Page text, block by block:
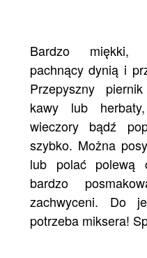
Bardzo miękki,
pachnący dynią i
Przepyszny
kawy lub
wieczory bądź
szybko. Można
lub polać polewą
bardzo
zachwyceni. Do
potrzeba miksera!